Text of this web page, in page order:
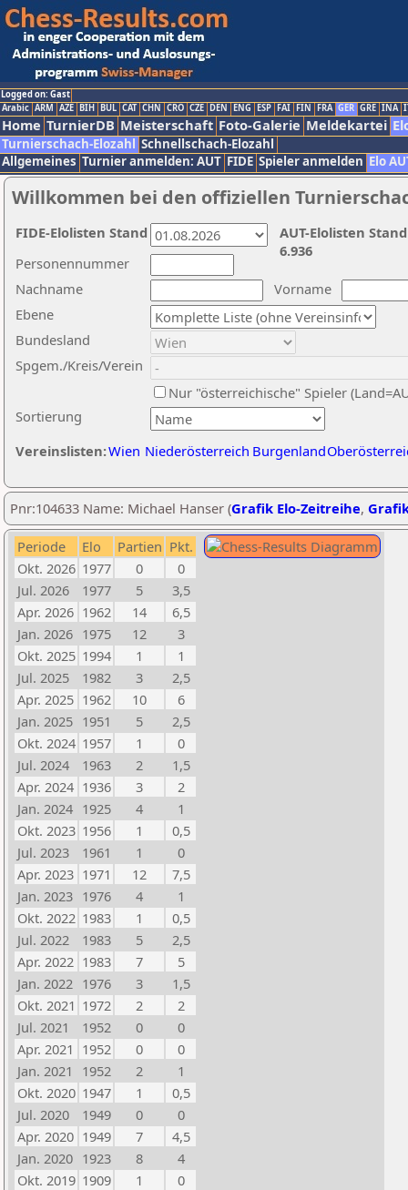
Logged on: Gast
Arabic ARM AZE BIH BUL CAT CHN CRO CZE DEN ENG ESP FAI FIN FRA GER GRE INA
Home TurnierDB Meisterschaft Foto-Galerie Meldekartei
Turnierschach-Elozahl Schnellschach-Elozahl
Allgemeines Turnier anmelden: AUT FIDE Spieler anmelden Elo
Willkommen bei den offiziellen
Nachname
Vorname
Ebene
Sortierung
Personennummer
Bundesland
Spgem./Kreis/Verein
Nur "österreichische" Spieler
Vereinslisten:Wien Niederösterreich Burgenland
AUT-Elolisten
6.936
FIDE-Elolisten Stand
Pnr:104633 Name: Michael Hanser (Grafik Elo-Zeitreihe,
Periode Elo Partien Pkt.
Okt. 2026 1977 0
0
Jul. 2026
1977 5
3,5
Apr. 2026 1962 14
6,5
Jan. 2026 1975 12
3
Okt. 2025 1994 1
1
Jul. 2025
1982 3
2,5
Apr. 2025 1962 10
6
Jan. 2025 1951 5
2,5
Okt. 2024 1957 1
0
Jul. 2024
1963 2
1,5
Apr. 2024 1936 3
2
Jan. 2024 1925 4
1
Okt. 2023 1956 1
0,5
Jul. 2023
1961 1
0
Apr. 2023 1971 12
7,5
Jan. 2023 1976 4
1
Okt. 2022 1983 1
0,5
Jul. 2022
1983 5
2,5
Apr. 2022 1983 7
5
Jan. 2022 1976 3
1,5
Okt. 2021 1972 2
2
Jul. 2021
1952 0
0
Apr. 2021 1952 0
0
Jan. 2021
1952 2
1
Okt. 2020 1947 1
0,5
Jul. 2020
1949 0
0
Apr. 2020 1949 7
4,5
Jan. 2020 1923 8
4
Okt. 2019 1909 1
0